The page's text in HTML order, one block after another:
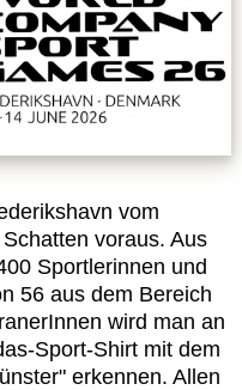
vom
voraus. Aus
Sportlerinnen und
56 aus dem Bereich
wird man an
Sport-Shirt mit dem
erkennen. Allen